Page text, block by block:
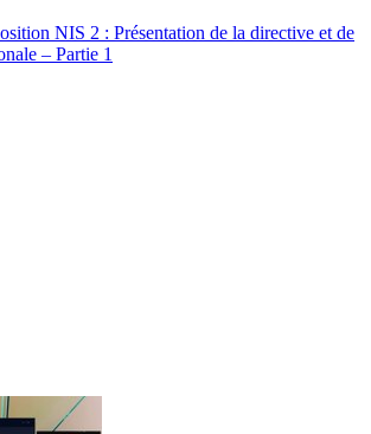
NIS 2 : Présentation de la directive et de
– Partie 1